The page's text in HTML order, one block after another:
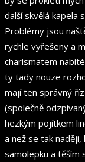
další skvělá kapela
Problémy jsou
rychle vyřešeny a
charismatem
ty tady nouze
mají ten správný
(společně
hezkým pojítkem
a než se tak
samolepku a těším